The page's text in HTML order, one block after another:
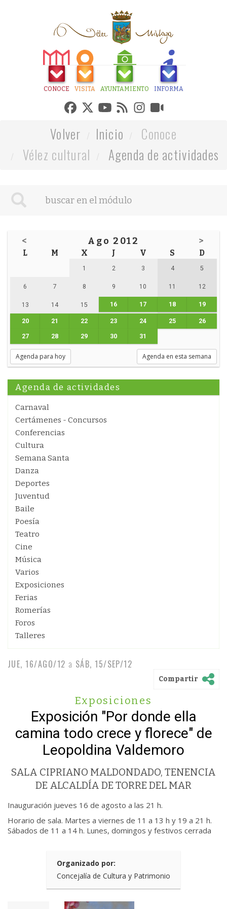
CONOCE VISITA AYUNTAMIENTO INFORMA
Volver Inicio
Conoce
Vélez cultural
Agenda de actividades
< Ago 2012 >
L M X J V S D
1 2 3 4 5
6 7 8 9 10 11 12
13 14 15 16 17 18 19
20 21 22 23 24 25 26
27 28 29 30 31
Agenda para hoy Agenda en esta semana
Agenda de actividades
Carnaval
Certámenes - Concursos
Conferencias
Cultura
Semana Santa
Danza
Deportes
Juventud
Baile
Poesía
Teatro
Cine
Música
Varios
Exposiciones
Ferias
Romerías
Foros
Talleres
JUE, 16/AGO/12 a SÁB, 15/SEP/12
Compartir
Exposiciones
Exposición "Por donde ella
camina todo crece y florece" de
Leopoldina Valdemoro
SALA CIPRIANO MALDONDADO, TENENCIA
DE ALCALDÍA DE TORRE DEL MAR
Inauguración jueves 16 de agosto a las 21 h.
Horario de sala. Martes a viernes de 11 a 13 h y 19 a 21 h.
Sábados de 11 a 14 h. Lunes, domingos y festivos cerrada
Organizado por:
Concejalía de Cultura y Patrimonio